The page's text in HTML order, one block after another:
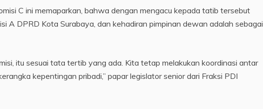
C ini memaparkan, bahwa dengan mengacu kepada tatib tersebut
A DPRD Kota Surabaya, dan kehadiran pimpinan dewan adalah sebagai
itu sesuai tata tertib yang ada. Kita tetap melakukan koordinasi antar
kepentingan pribadi,” papar legislator senior dari Fraksi PDI